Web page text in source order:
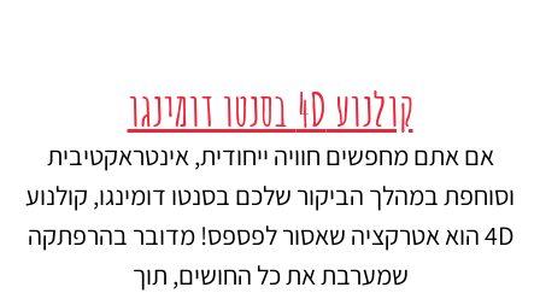
קולנוע 4D בסנטו דומינגו
אם אתם מחפשים חוויה ייחודית, אינטראקטיבית
וסוחפת במהלך הביקור שלכם בסנטו דומינגו, קולנוע
4D הוא אטרקציה שאסור לפספס! מדובר בהרפתקה
שמערבת את כל החושים, תוך